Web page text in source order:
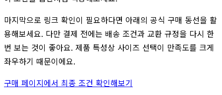
마지막으로 링크 확인이 필요하다면 아래의 공식 구매 동선을 활
용해보세요. 다만 결제 전에는 배송 조건과 교환 규정을 다시 한
번 보는 것이 좋아요. 제품 특성상 사이즈 선택이 만족도를 크게
좌우하기 때문이에요.
구매 페이지에서 최종 조건 확인해보기